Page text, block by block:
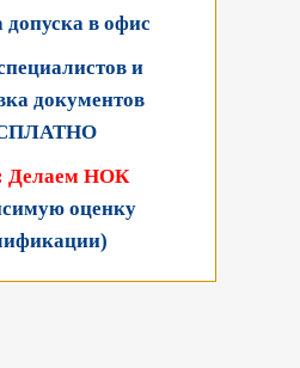
допуска в офис
и
документов
Делаем НОК
оценку